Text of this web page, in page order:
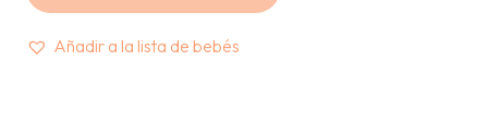
Añadir a la lista de bebés